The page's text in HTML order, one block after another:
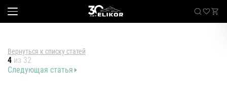
Вернуться к списку статей
4 из 32
Следующая статья